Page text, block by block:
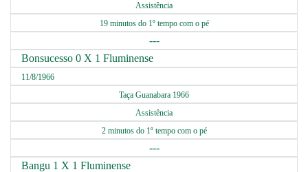
Assistência
19 minutos do 1º tempo com o pé
---
Bonsucesso 0 X 1 Fluminense
11/8/1966
Taça Guanabara 1966
Assistência
2 minutos do 1º tempo com o pé
---
Bangu 1 X 1 Fluminense